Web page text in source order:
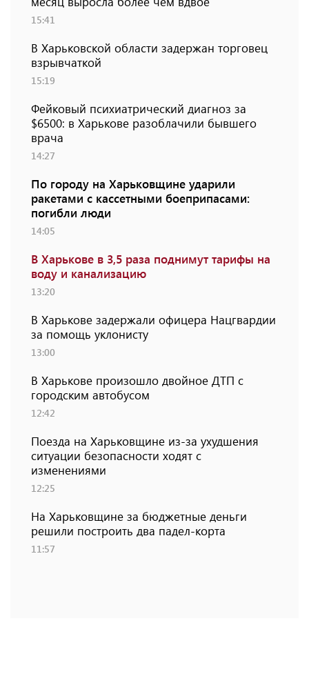
15:41
В Харьковской области задержан торговец
взрывчаткой
15:19
Фейковый психиатрический диагноз за
$6500: в Харькове разоблачили бывшего
врача
14:27
По городу на Харьковщине ударили
ракетами с кассетными боеприпасами:
погибли люди
14:05
В Харькове в 3,5 раза поднимут тарифы на
воду и канализацию
13:20
В Харькове задержали офицера Нацгвардии
за помощь уклонисту
13:00
В Харькове произошло двойное ДТП с
городским автобусом
12:42
Поезда на Харьковщине из-за ухудшения
ситуации безопасности ходят с
изменениями
12:25
На Харьковщине за бюджетные деньги
решили построить два падел-корта
11:57